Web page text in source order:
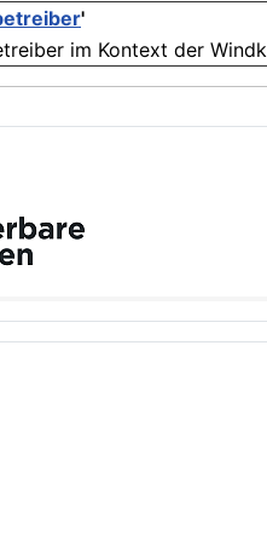
'
im Kontext der